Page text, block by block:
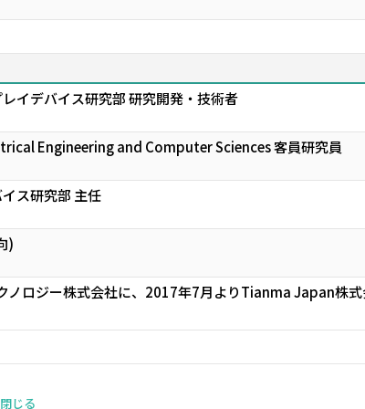
イデバイス研究部 研究開発・技術者
Engineering and Computer Sciences 客員研究員
ス研究部 主任
)
ノロジー株式会社に、2017年7月よりTianma Japan株
閉じる